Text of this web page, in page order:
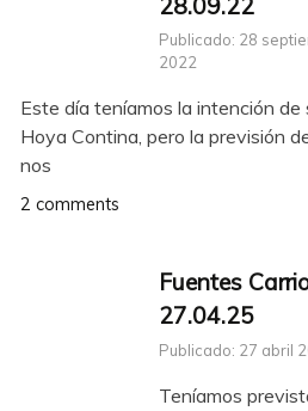
Publicado: 28
2022
Este día teníamos la intención de
Hoya Contina, pero la previsión
nos
2 comments
Fuentes
27.04.25
Publicado: 27 abril
Teníamos